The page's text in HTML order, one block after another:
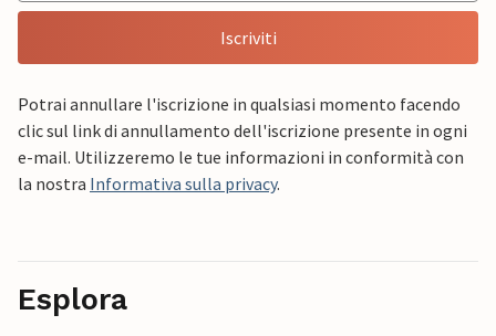
Iscriviti
Potrai annullare l'iscrizione in qualsiasi momento facendo
clic sul link di annullamento dell'iscrizione presente in ogni
e-mail. Utilizzeremo le tue informazioni in conformità con
la nostra Informativa sulla privacy.
Esplora